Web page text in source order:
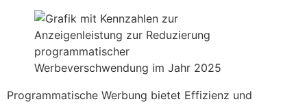
Programmatische Werbung bietet Effizienz und